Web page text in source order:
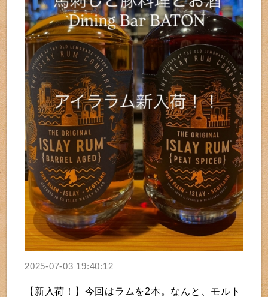
2025-07-03 19:40:12
【新入荷！】今回はラムを2本。なんと、モルト